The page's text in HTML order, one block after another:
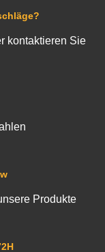
Produkte
kontaktieren Sie